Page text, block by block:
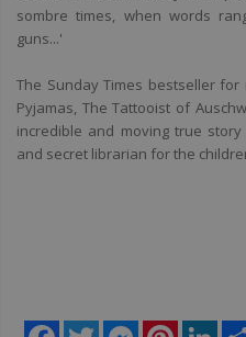
sombre times, when words
guns...'
The Sunday Times bestseller
Pyjamas, The Tattooist of
incredible and moving true
and secret librarian for the
Facebook
Twitter MessengerPinterest